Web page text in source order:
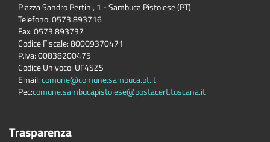
Piazza Sandro Pertini, 1 - Sambuca Pistoiese (PT)
Telefono: 0573.893716
Fax: 0573.893737
Codice Fiscale: 80009370471
P.Iva: 00838200475
Codice Univoco: UF4SZS
Email:comune@comune.sambuca.pt.it
Pec:comune.sambucapistoiese@postacert.toscana.it
Trasparenza